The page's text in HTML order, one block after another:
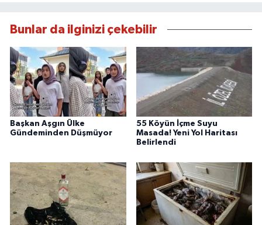
Bunlar da ilginizi çekebilir
Başkan Aşgın Ülke
Gündeminden Düşmüyor
55 Köyün İçme Suyu
Masada! Yeni Yol Haritası
Belirlendi